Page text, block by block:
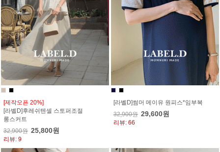
[제작오픈 20%]
[라벨D]후레쉬텐셀 스토퍼조절
롱스커트
32,900원 25,800원
리뷰: 9
[라벨D]썸머 메이유 원피스*임부복
32,900원 29,600원
리뷰: 66